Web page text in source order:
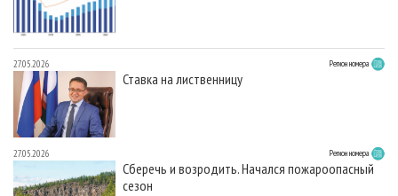
27.05.2026 Регион номера
Ставка на лиственницу
27.05.2026 Регион номера
Сберечь и возродить. Начался пожароопасный
сезон